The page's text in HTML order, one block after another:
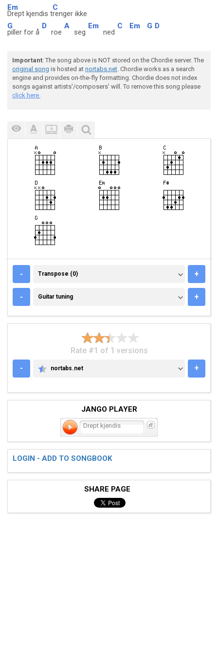
Em
Drept kjendis t
C
renger ikke
G
piller for å
D
roe
A
seg
Em
ned
C Em G D
Important: The song above is NOT stored on the Chordie server. The
original song is hosted at nortabs.net. Chordie works as a search
engine and provides on-the-fly formatting. Chordie does not index
songs against artists'/composers' will. To remove this song please
click here.
- TRANSPOSE (0)
Transpose (0) +
- GUITAR TUNING
Guitar tuning +
Rate #1 of 1 versions
-
NORTABS.NET
nortabs.net +
JANGO PLAYER
Drept kjendis
LOGIN - ADD TO SONGBOOK
SHARE PAGE